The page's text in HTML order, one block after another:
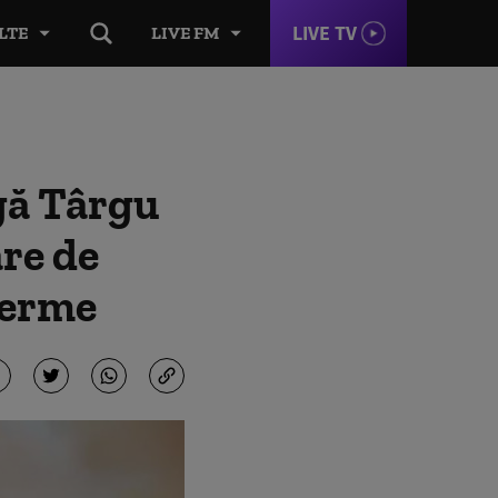
LIVE FM LIVE TV
Târgu
de